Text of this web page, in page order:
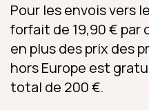
Pour les envois vers
forfait de 19,90 €
en plus des prix des
hors Europe est
total de 200 €.